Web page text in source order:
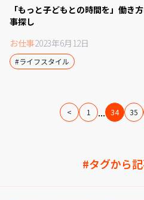
「もっと子どもとの時間を」働き
事探し
お仕事2023年6月12日
#ライフスタイル
< 1 ... 34 35
#タグから